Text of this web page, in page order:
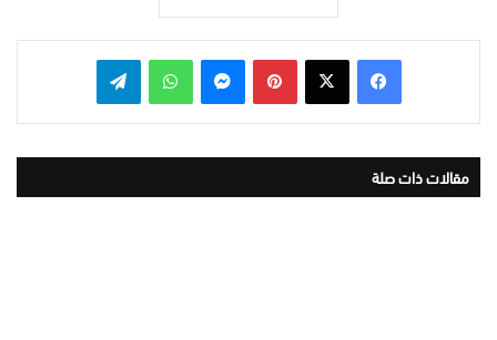
بينتيريست واتساب
مقالات ذات صلة